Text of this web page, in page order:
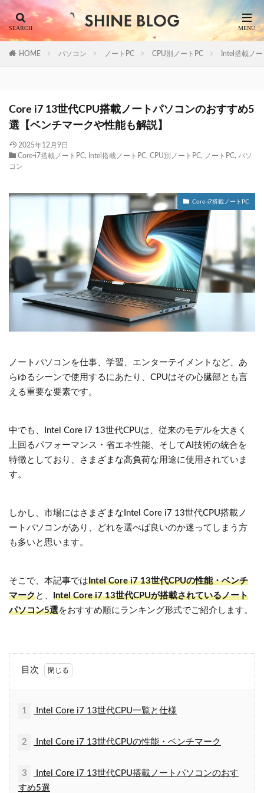
HOME パソコン ノートPC CPU別ノートPC Intel搭載ノー
Core i7 13世代CPU搭載ノートパソコンのおすすめ5
選【ベンチマークや性能も解説】
2025年12月9日
Core-i7搭載ノートPC, Intel搭載ノートPC, CPU別ノートPC, ノートPC, パソ
コン
Core-i7搭載ノートPC
ノートパソコンを仕事、学習、エンターテイメントなど、あ
らゆるシーンで使用するにあたり、CPUはその心臓部とも言
える重要な要素です。
中でも、Intel Core i7 13世代CPUは、従来のモデルを大きく
上回るパフォーマンス・省エネ性能、そしてAI技術の統合を
特徴としており、さまざまな高負荷な用途に使用されていま
す。
しかし、市場にはさまざまなIntel Core i7 13世代CPU搭載ノ
ートパソコンがあり、どれを選べば良いのか迷ってしまう方
も多いと思います。
そこで、本記事ではIntel Core i7 13世代CPUの性能・ベンチ
マークと、 Intel Core i7 13世代CPUが搭載されているノート
パソコン5選をおすすめ順にランキング形式でご紹介します。
目次
1 Intel Core i7 13世代CPU一覧と仕様
2 Intel Core i7 13世代CPUの性能・ベンチマーク
3
Intel Core i7 13世代CPU搭載ノートパソコンのおす
すめ5選